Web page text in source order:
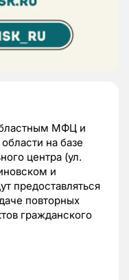
МФЦ и
на базе
центра (ул.
и
предоставляться
повторных
гражданского